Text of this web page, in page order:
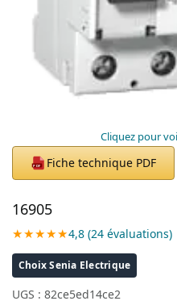
Cliquez pour
PDF Fiche technique PDF
16905
★★★★★4,8 (24 évaluations)
Choix Senia Electrique
UGS : 82ce5ed14ce2